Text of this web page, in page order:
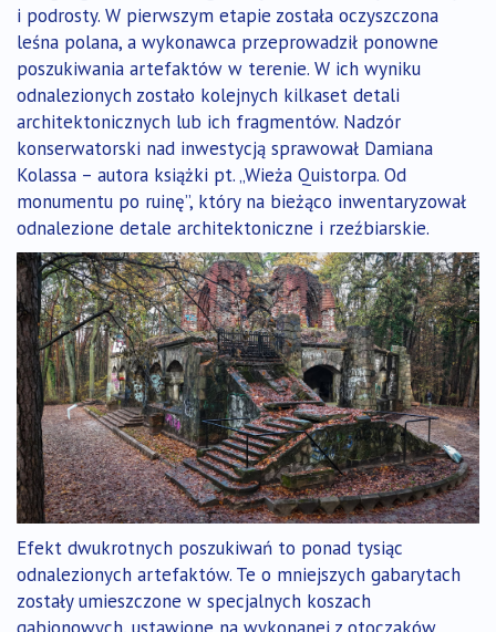
i podrosty. W pierwszym etapie została oczyszczona
leśna polana, a wykonawca przeprowadził ponowne
poszukiwania artefaktów w terenie. W ich wyniku
odnalezionych zostało kolejnych kilkaset detali
architektonicznych lub ich fragmentów. Nadzór
konserwatorski nad inwestycją sprawował Damiana
Kolassa – autora książki pt. „Wieża Quistorpa. Od
monumentu po ruinę”, który na bieżąco inwentaryzował
odnalezione detale architektoniczne i rzeźbiarskie.
Efekt dwukrotnych poszukiwań to ponad tysiąc
odnalezionych artefaktów. Te o mniejszych gabarytach
zostały umieszczone w specjalnych koszach
gabionowych, ustawione na wykonanej z otoczaków